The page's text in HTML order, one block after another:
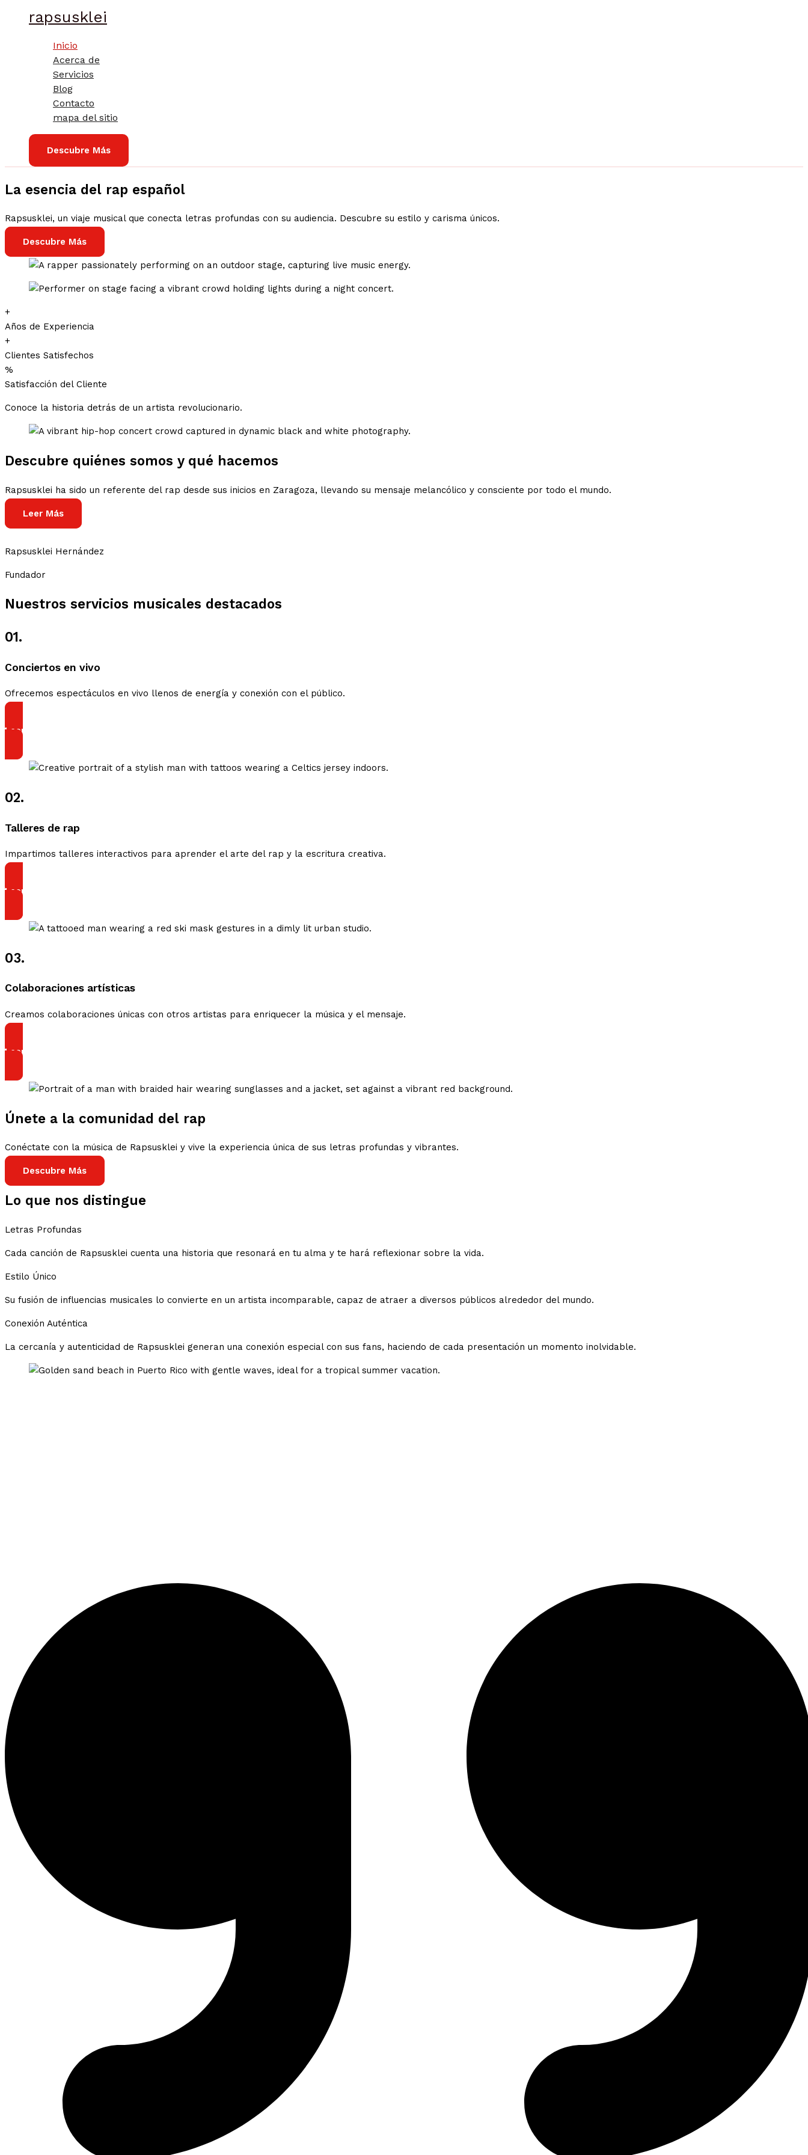
rapsusklei
Inicio
Acerca de
Servicios
Blog
Contacto
mapa del sitio
Descubre Más
La esencia del rap español
Rapsusklei, un viaje musical que conecta letras profundas con su audiencia. Descubre su estilo y carisma únicos.
Descubre Más
+
Años de Experiencia
+
Clientes Satisfechos
%
Satisfacción del Cliente
Conoce la historia detrás de un artista revolucionario.
Descubre quiénes somos y qué hacemos
Rapsusklei ha sido un referente del rap desde sus inicios en Zaragoza, llevando su mensaje melancólico y consciente por todo el mundo.
Leer Más
Rapsusklei Hernández
Fundador
Nuestros servicios musicales destacados
01.
Conciertos en vivo
Ofrecemos espectáculos en vivo llenos de energía y conexión con el público.
Leer Más
02.
Talleres de rap
Impartimos talleres interactivos para aprender el arte del rap y la escritura creativa.
Leer Más
03.
Colaboraciones artísticas
Creamos colaboraciones únicas con otros artistas para enriquecer la música y el mensaje.
Leer Más
Únete a la comunidad del rap
Conéctate con la música de Rapsusklei y vive la experiencia única de sus letras profundas y vibrantes.
Descubre Más
Lo que nos distingue
Letras Profundas
Cada canción de Rapsusklei cuenta una historia que resonará en tu alma y te hará reflexionar sobre la vida.
Estilo Único
Su fusión de influencias musicales lo convierte en un artista incomparable, capaz de atraer a diversos públicos alrededor del mundo.
Conexión Auténtica
La cercanía y autenticidad de Rapsusklei generan una conexión especial con sus fans, haciendo de cada presentación un momento inolvidable.